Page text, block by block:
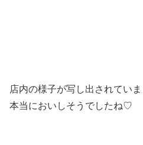
店内の様子が写し出されてい
本当においしそうでしたね♡